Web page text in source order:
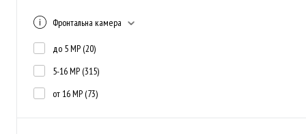
Фронтальна камера
до 5 MP (20)
5-16 MP (315)
от 16 MP (73)